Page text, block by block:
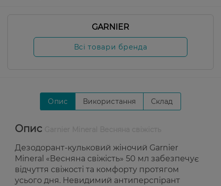
GARNIER
Всі товари бренда
Опис Використання Склад
Опис
Дезодорант-кульковий жіночий Garnier
Mineral «Весняна свіжість» 50 мл забезпечує
відчуття свіжості та комфорту протягом
усього дня. Невидимий антиперспірант